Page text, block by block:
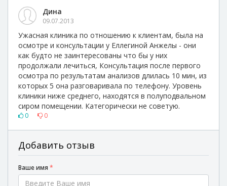
Дина
09.07.2013
Ужасная клиника по отношению к клиентам, была на
осмотре и консультации у Еллегиной Анжелы - они
как будто не заинтересованы что бы у них
продолжали лечиться, Консультация после первого
осмотра по результатам анализов длилась 10 мин, из
которых 5 она разговаривала по телефону. Уровень
клиники ниже среднего, находятся в полуподвальном
сиром помещении. Категорически не советую.
0 0
Добавить отзыв
Ваше имя *